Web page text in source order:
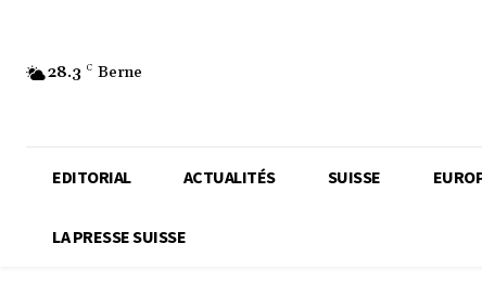
28.3 C Berne
EDITORIAL ACTUALITÉS SUISSE
LA PRESSE SUISSE